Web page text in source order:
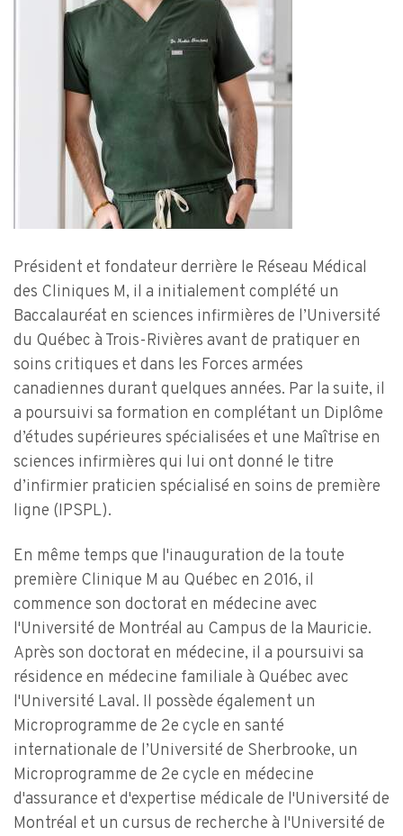
Président et fondateur derrière le Réseau Médical
des Cliniques M, il a initialement complété un
Baccalauréat en sciences infirmières de l’Université
du Québec à Trois-Rivières avant de pratiquer en
soins critiques et dans les Forces armées
canadiennes durant quelques années. Par la suite, il
a poursuivi sa formation en complétant un Diplôme
d’études supérieures spécialisées et une Maîtrise en
sciences infirmières qui lui ont donné le titre
d’infirmier praticien spécialisé en soins de première
ligne (IPSPL).
En même temps que l'inauguration de la toute
première Clinique M au Québec en 2016, il
commence son doctorat en médecine avec
l'Université de Montréal au Campus de la Mauricie.
Après son doctorat en médecine, il a poursuivi sa
résidence en médecine familiale à Québec avec
l'Université Laval. Il possède également un
Microprogramme de 2e cycle en santé
internationale de l’Université de Sherbrooke, un
Microprogramme de 2e cycle en médecine
d'assurance et d'expertise médicale de l'Université de
Montréal et un cursus de recherche à l'Université de